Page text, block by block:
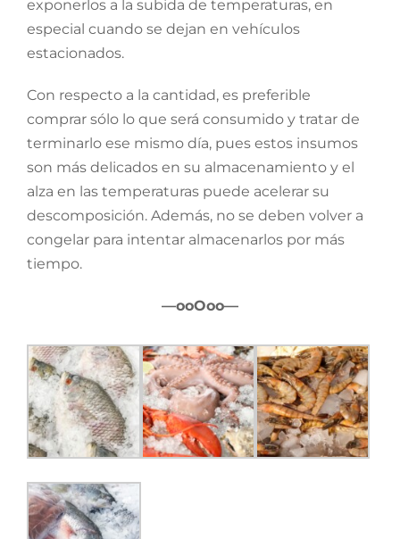
exponerlos a la subida de temperaturas, en
especial cuando se dejan en vehículos
estacionados.
Con respecto a la cantidad, es preferible
comprar sólo lo que será consumido y tratar de
terminarlo ese mismo día, pues estos insumos
son más delicados en su almacenamiento y el
alza en las temperaturas puede acelerar su
descomposición. Además, no se deben volver a
congelar para intentar almacenarlos por más
tiempo.
—ooOoo—